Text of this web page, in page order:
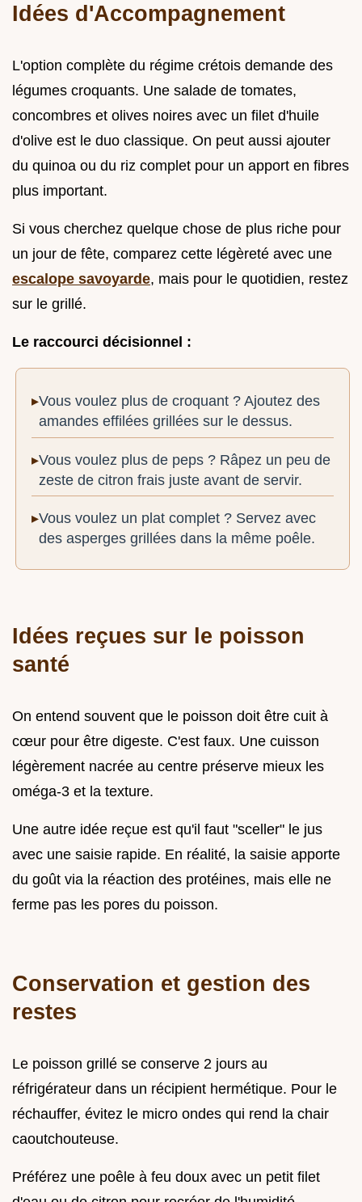
Idées d'Accompagnement
L'option complète du régime crétois demande des
légumes croquants. Une salade de tomates,
concombres et olives noires avec un filet d'huile
d'olive est le duo classique. On peut aussi ajouter
du quinoa ou du riz complet pour un apport en fibres
plus important.
Si vous cherchez quelque chose de plus riche pour
un jour de fête, comparez cette légèreté avec une
escalope savoyarde, mais pour le quotidien, restez
sur le grillé.
Le raccourci décisionnel :
Vous voulez plus de croquant ? Ajoutez des
amandes effilées grillées sur le dessus.
Vous voulez plus de peps ? Râpez un peu de
zeste de citron frais juste avant de servir.
Vous voulez un plat complet ? Servez avec
des asperges grillées dans la même poêle.
Idées reçues sur le poisson
santé
On entend souvent que le poisson doit être cuit à
cœur pour être digeste. C'est faux. Une cuisson
légèrement nacrée au centre préserve mieux les
oméga-3 et la texture.
Une autre idée reçue est qu'il faut "sceller" le jus
avec une saisie rapide. En réalité, la saisie apporte
du goût via la réaction des protéines, mais elle ne
ferme pas les pores du poisson.
Conservation et gestion des
restes
Le poisson grillé se conserve 2 jours au
réfrigérateur dans un récipient hermétique. Pour le
réchauffer, évitez le micro ondes qui rend la chair
caoutchouteuse.
Préférez une poêle à feu doux avec un petit filet